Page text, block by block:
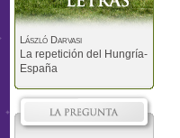
László Darvasi
La repetición del Hungría-
España